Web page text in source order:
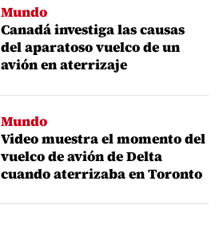
Mundo
Canadá investiga las causas
del aparatoso vuelco de un
avión en aterrizaje
Mundo
Video muestra el momento del
vuelco de avión de Delta
cuando aterrizaba en Toronto